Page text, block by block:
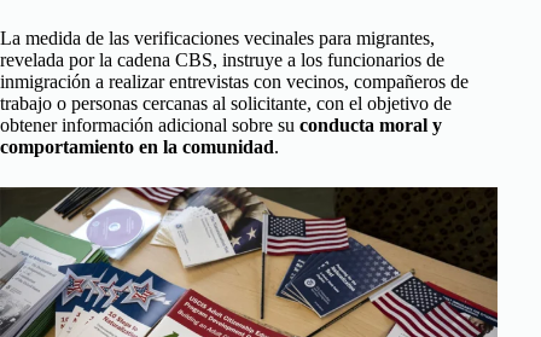
La medida de las verificaciones vecinales para migrantes,
revelada por la cadena CBS, instruye a los funcionarios de
inmigración a realizar entrevistas con vecinos, compañeros de
trabajo o personas cercanas al solicitante, con el objetivo de
obtener información adicional sobre su conducta moral y
comportamiento en la comunidad.